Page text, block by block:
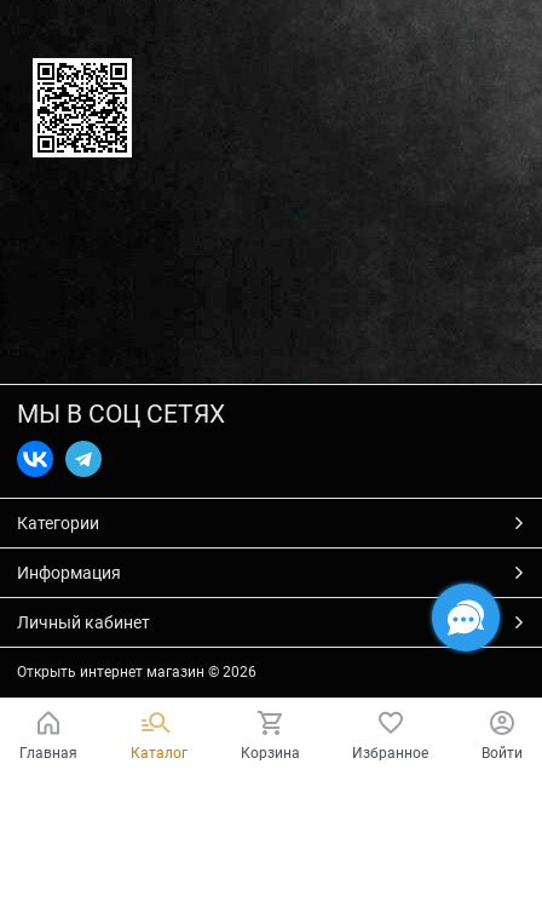
МЫ В СОЦ СЕТЯХ
Категории
Информация
Личный кабинет
Открыть интернет магазин © 2026
Главная Каталог Корзина Избранное Войти